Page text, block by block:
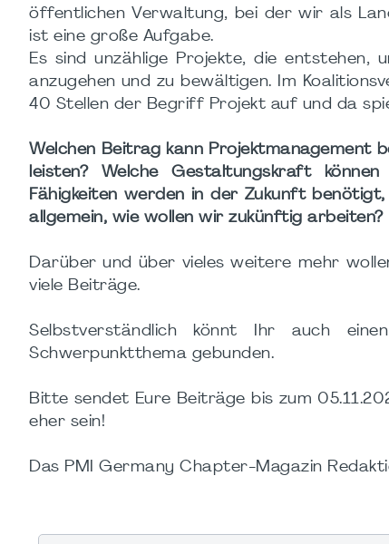
öffentlichen Verwaltung, bei der wir als
ist eine große Aufgabe.
Es sind unzählige Projekte, die entstehen,
anzugehen und zu bewältigen. Im
40 Stellen der Begriff Projekt auf und da
Welchen Beitrag kann Projektmanagement
leisten? Welche Gestaltungskraft
Fähigkeiten werden in der Zukunft
allgemein, wie wollen wir zukünftig arbeiten?
Darüber und über vieles weitere mehr
viele Beiträge.
Selbstverständlich könnt Ihr auch
Schwerpunktthema gebunden.
Bitte sendet Eure Beiträge bis zum
eher sein!
Das PMI Germany Chapter-Magazin